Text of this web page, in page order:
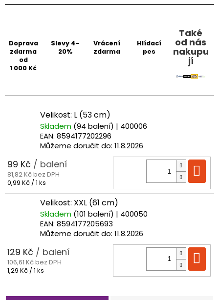
Doprava
zdarma
od
1 000 Kč
Slevy 4-
20%
Vrácení
zdarma
Hlídací
pes
Také
od nás
nakupu
jí
Velikost: L (53 cm)
Skladem (94 balení) | 400006
EAN: 8594177202296
Můžeme doručit do: 11.8.2026
99 Kč / balení
81,82 Kč bez DPH
Měrná
0,99 Kč / 1 ks
Velikost: XXL (61 cm)
Skladem (101 balení) | 400050
EAN: 8594177205693
Můžeme doručit do: 11.8.2026
129 Kč / balení
106,61 Kč bez DPH
Měrná
1,29 Kč / 1 ks